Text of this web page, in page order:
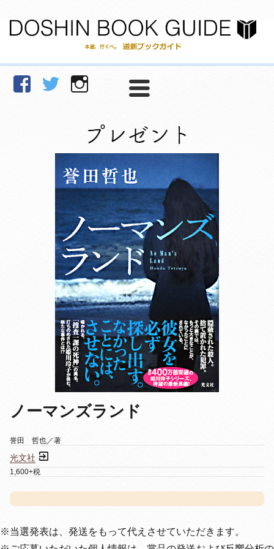
facebookTwitter Instagram
ノーマンズランド
誉田 哲也／著
光文社
1,600+税
※当選発表は、発送をもって代えさせていただきます。